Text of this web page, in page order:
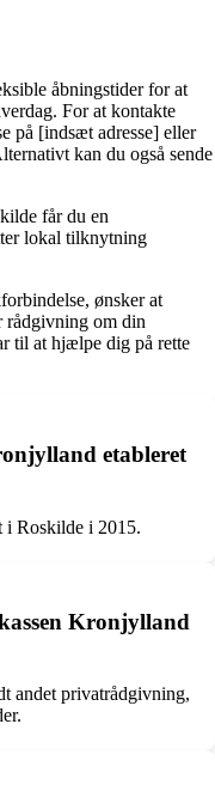
åbningstider for at
For at kontakte
på [indsæt adresse] eller
kan du også sende
får du en
lokal tilknytning
ønsker at
rådgivning om din
til at hjælpe dig på rette
etableret
i Roskilde i 2015.
Kronjylland
andet privatrådgivning,